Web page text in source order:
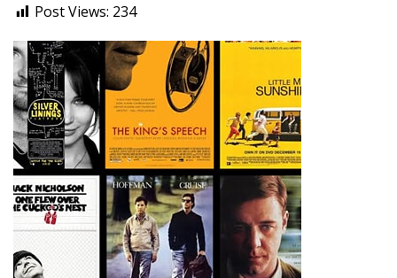
Post Views: 234